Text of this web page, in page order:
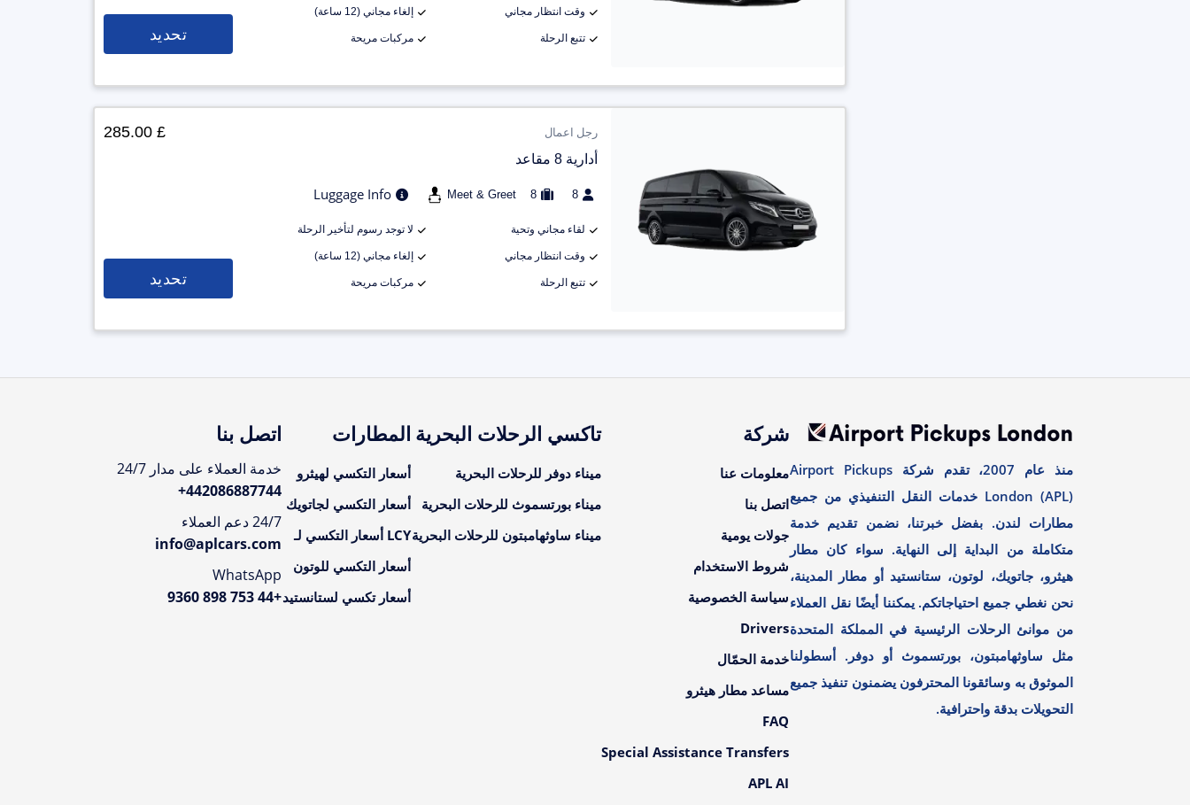
وقت انتظار مجاني إلغاء مجاني (12 ساعة)
تتبع الرحلة مركبات مريحة تحديد
رجل اعمال
أدارية 8 مقاعد
8
8
Meet & Greet
Luggage Info
لقاء مجاني وتحية لا توجد رسوم لتأخير الرحلة
وقت انتظار مجاني إلغاء مجاني (12 ساعة)
تتبع الرحلة مركبات مريحة
£ 285.00
تحديد
منذ عام 2007، تقدم شركة Airport Pickups
London (APL) خدمات النقل التنفيذي من جميع
مطارات لندن. بفضل خبرتنا، نضمن تقديم خدمة
متكاملة من البداية إلى النهاية. سواء كان مطار
هيثرو، جاتويك، لوتون، ستانستيد أو مطار المدينة،
نحن نغطي جميع احتياجاتكم. يمكننا أيضًا نقل العملاء
من موانئ الرحلات الرئيسية في المملكة المتحدة
مثل ساوثهامبتون، بورتسموث أو دوفر. أسطولنا
الموثوق به وسائقونا المحترفون يضمنون تنفيذ جميع
التحويلات بدقة واحترافية.
شركة
معلومات عنا
اتصل بنا
جولات يومية
شروط الاستخدام
سياسة الخصوصية
Drivers
خدمة الحمّال
مساعد مطار هيثرو
FAQ
Special Assistance Transfers
APL AI
تاكسي الرحلات البحرية
ميناء دوفر للرحلات البحرية
ميناء بورتسموث للرحلات البحرية
ميناء ساوثهامبتون للرحلات البحرية
المطارات
أسعار التكسي لهيثرو
أسعار التكسي لجاتويك
LCY أسعار التكسي لـ
أسعار التكسي للوتون
أسعار تكسي لستانستيد
اتصل بنا
خدمة العملاء على مدار 24/7
+442086887744
24/7 دعم العملاء
info@aplcars.com
WhatsApp
+44 753 898 9360